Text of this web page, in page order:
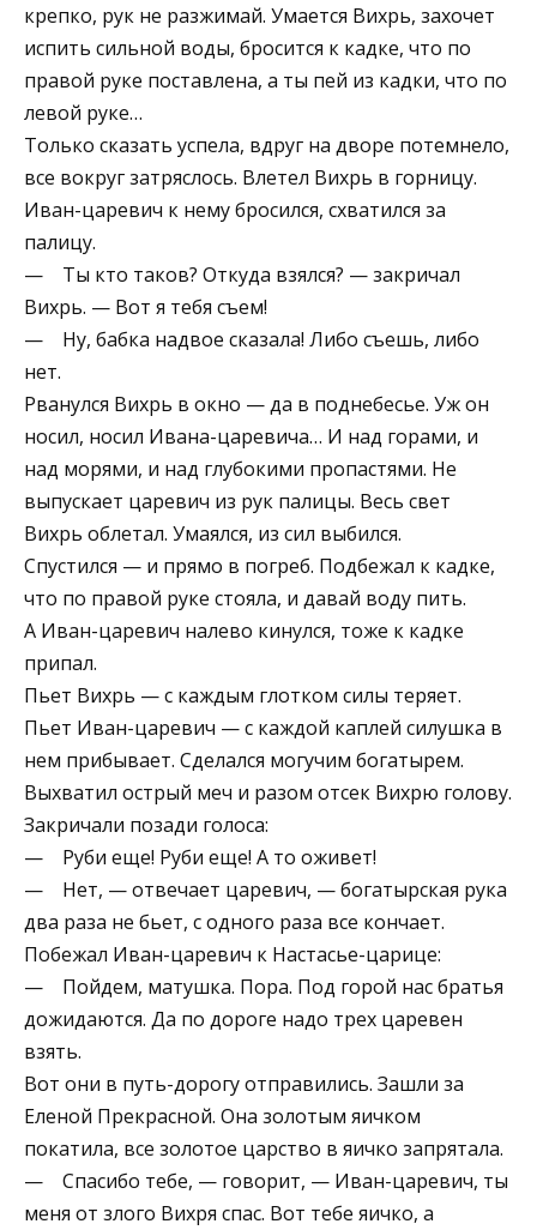
крепко, рук не разжимай. Умается Вихрь, захочет
испить сильной воды, бросится к кадке, что по
правой руке поставлена, а ты пей из кадки, что по
левой руке…
Только сказать успела, вдруг на дворе потемнело,
все вокруг затряслось. Влетел Вихрь в горницу.
Иван-царевич к нему бросился, схватился за
палицу.
— Ты кто таков? Откуда взялся? — закричал
Вихрь. — Вот я тебя съем!
— Ну, бабка надвое сказала! Либо съешь, либо
нет.
Рванулся Вихрь в окно — да в поднебесье. Уж он
носил, носил Ивана-царевича… И над горами, и
над морями, и над глубокими пропастями. Не
выпускает царевич из рук палицы. Весь свет
Вихрь облетал. Умаялся, из сил выбился.
Спустился — и прямо в погреб. Подбежал к кадке,
что по правой руке стояла, и давай воду пить.
А Иван-царевич налево кинулся, тоже к кадке
припал.
Пьет Вихрь — с каждым глотком силы теряет.
Пьет Иван-царевич — с каждой каплей силушка в
нем прибывает. Сделался могучим богатырем.
Выхватил острый меч и разом отсек Вихрю голову.
Закричали позади голоса:
— Руби еще! Руби еще! А то оживет!
— Нет, — отвечает царевич, — богатырская рука
два раза не бьет, с одного раза все кончает.
Побежал Иван-царевич к Настасье-царице:
— Пойдем, матушка. Пора. Под горой нас братья
дожидаются. Да по дороге надо трех царевен
взять.
Вот они в путь-дорогу отправились. Зашли за
Еленой Прекрасной. Она золотым яичком
покатила, все золотое царство в яичко запрятала.
— Спасибо тебе, — говорит, — Иван-царевич, ты
меня от злого Вихря спас. Вот тебе яичко, а